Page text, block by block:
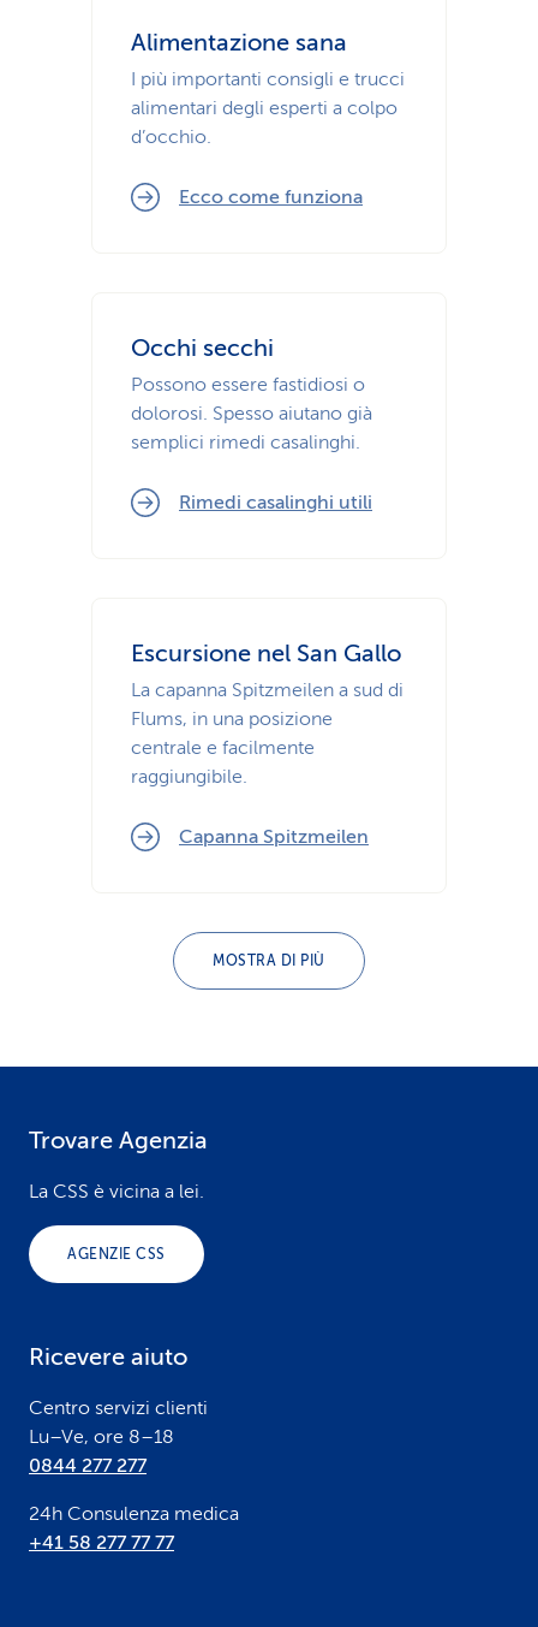
Alimentazione sana
I più importanti consigli e trucci
alimentari degli esperti a colpo
d’occhio.
Ecco come funziona
Occhi secchi
Possono essere fastidiosi o
dolorosi. Spesso aiutano già
semplici rimedi casalinghi.
Rimedi casalinghi utili
Escursione nel San Gallo
La capanna Spitzmeilen a sud di
Flums, in una posizione
centrale e facilmente
raggiungibile.
Capanna Spitzmeilen
MOSTRA DI PIÙ
Trovare Agenzia
La CSS è vicina a lei.
AGENZIE CSS
Ricevere aiuto
Centro servizi clienti
Lu–Ve, ore 8–18
0844 277 277
24h Consulenza medica
+41 58 277 77 77